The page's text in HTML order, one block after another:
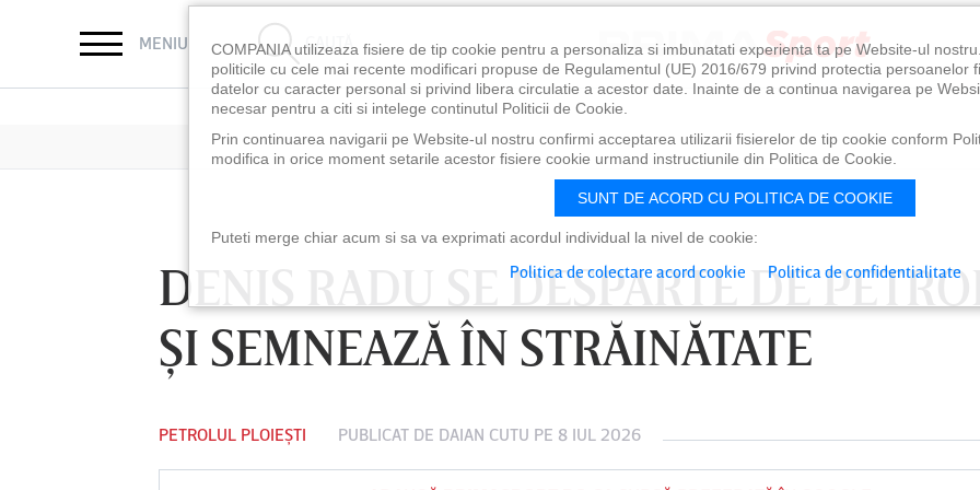
MENIU CAUTĂ
DENIS RADU SE DESPARTE DE
ŞI SEMNEAZĂ ÎN STRĂINĂTATE
PETROLUL PLOIEȘTI PUBLICAT DE DAIAN CUTU PE 8 IUL 2026
LUNI 10 AUG, 18:30 LUNI 10 AUG, 21:30 VINERI 07 AUG, 21:00
COMPANIA utilizeaza fisiere de tip cookie pentru a personaliza si imbunatati experienta ta pe Website-ul
politicile cu cele mai recente modificari propuse de Regulamentul (UE) 2016/679 privind protectia persoanelor
datelor cu caracter personal si privind libera circulatie a acestor date. Inainte de a continua navigarea pe
necesar pentru a citi si intelege continutul Politicii de Cookie.
Prin continuarea navigarii pe Website-ul nostru confirmi acceptarea utilizarii fisierelor de tip cookie conform
modifica in orice moment setarile acestor fisiere cookie urmand instructiunile din Politica de Cookie.
SUNT DE ACORD CU POLITICA DE COOKIE
Puteti merge chiar acum si sa va exprimati acordul individual la nivel de cookie:
Politica de colectare acord cookie Politica de confidentialitate